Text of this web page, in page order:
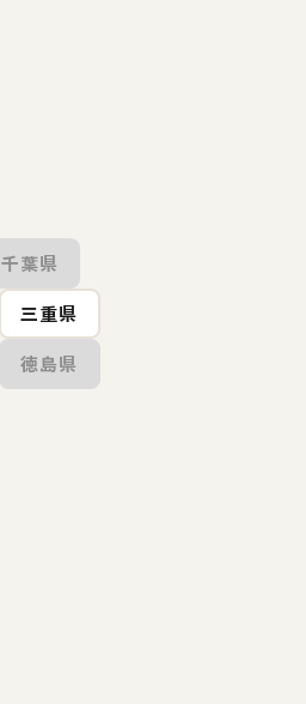
千葉県
三重県
徳島県